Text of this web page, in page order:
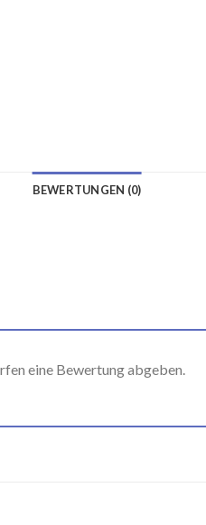
BEWERTUNGEN (0)
eine Bewertung abgeben.